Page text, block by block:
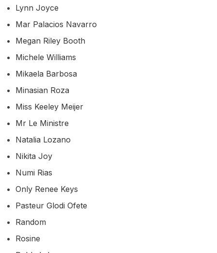
Lynn Joyce
Mar Palacios Navarro
Megan Riley Booth
Michele Williams
Mikaela Barbosa
Minasian Roza
Miss Keeley Meijer
Mr Le Ministre
Natalia Lozano
Nikita Joy
Numi Rias
Only Renee Keys
Pasteur Glodi Ofete
Random
Rosine